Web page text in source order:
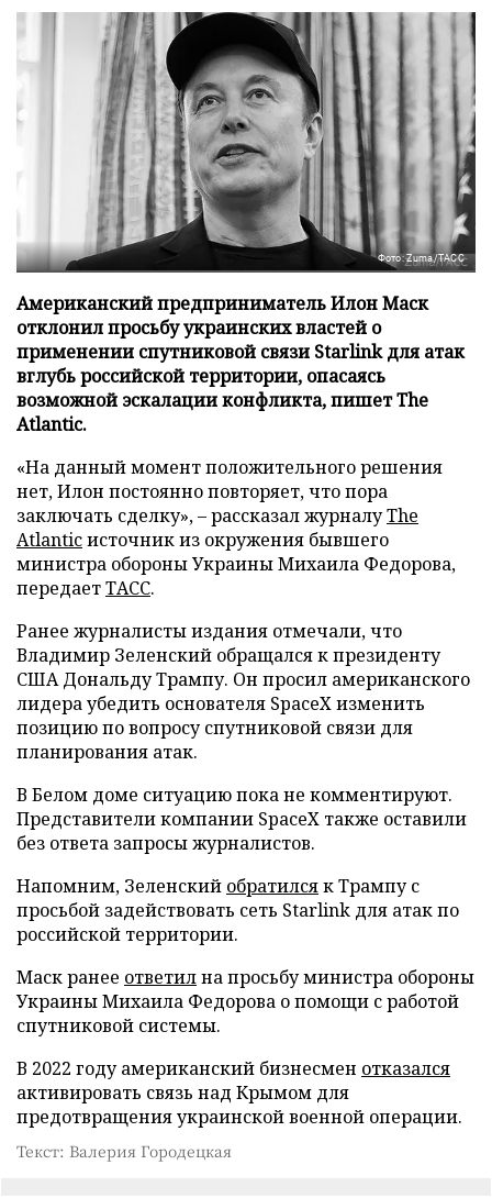
Фото: Zuma/ТАСС
Американский предприниматель Илон Маск
отклонил просьбу украинских властей о
применении спутниковой связи Starlink для атак
вглубь российской территории, опасаясь
возможной эскалации конфликта, пишет The
Atlantic.
«На данный момент положительного решения
нет, Илон постоянно повторяет, что пора
заключать сделку», – рассказал журналуThe
Atlanticисточник из окружения бывшего
министра обороны Украины Михаила Федорова,
передаетТАСС.
Ранее журналисты издания отмечали, что
Владимир Зеленский обращался к президенту
США Дональду Трампу. Он просил американского
лидера убедить основателя SpaceX изменить
позицию по вопросу спутниковой связи для
планирования атак.
В Белом доме ситуацию пока не комментируют.
Представители компании SpaceX также оставили
без ответа запросы журналистов.
Напомним, Зеленский обратилсяк Трампу с
просьбой задействовать сеть Starlink для атак по
российской территории.
Маск ранее ответилна просьбу министра обороны
Украины Михаила Федорова о помощи с работой
спутниковой системы.
В 2022 году американский бизнесмен отказался
активировать связь над Крымом для
предотвращения украинской военной операции.
Текст: Валерия Городецкая